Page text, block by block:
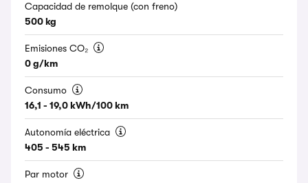
Capacidad de remolque (con freno)
500 kg
Emisiones CO₂
0 g/km
Consumo
16,1 - 19,0 kWh/100 km
Autonomía eléctrica
405 - 545 km
Par motor